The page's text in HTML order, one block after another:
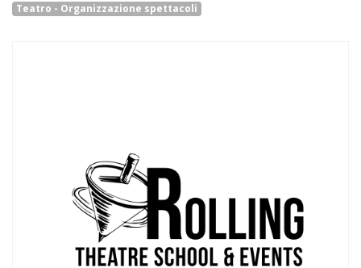
Teatro - Organizzazione spettacoli